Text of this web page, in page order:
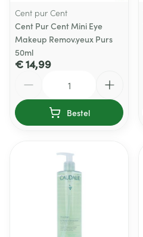
Cent pur Cent
Cent Pur Cent Mini Eye
Makeup Remov.yeux Purs
50ml
€ 14,99
Bestel